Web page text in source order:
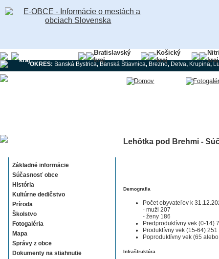
kraj
Bratislavský
kraj
Košický
kraj
kraj
OKRES: Banská Bystrica, Banská Štiavnica, Brezno, Detva, Krupina,
Základné informácie
Súčasnosť obce
História
Kultúrne dedičstvo
Príroda
Školstvo
Fotogaléria
Mapa
Správy z obce
Dokumenty na stiahnutie
Lehôtka pod Brehmi -
Demografia
Počet obyvateľov k
- muži 207
- ženy 186
Predproduktívny vek (0-14)
Produktívny vek (15-64) 251
Poproduktívny vek (65
Infraštruktúra